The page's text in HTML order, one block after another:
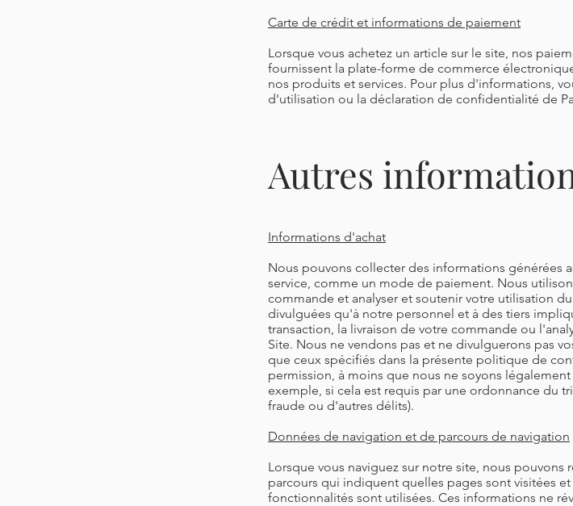
Carte de crédit et informations de paiement
Lorsque vous achetez un article sur le site, nos
fournissent la plate-forme de commerce
nos produits et services. Pour plus d'informations,
d'utilisation ou la déclaration de confidentialité de
Autres
Informations d'achat
Nous pouvons collecter des informations générées
service, comme un mode de paiement. Nous
commande et analyser et soutenir votre utilisation
divulguées qu'à notre personnel et à des tiers
transaction, la livraison de votre commande ou
Site. Nous ne vendons pas et ne divulguerons pas
que ceux spécifiés dans la présente politique de
permission, à moins que nous ne soyons
exemple, si cela est requis par une ordonnance du
fraude ou d'autres délits).
Données de navigation et de parcours de navigation
Lorsque vous naviguez sur notre site, nous
parcours qui indiquent quelles pages sont visitées
fonctionnalités sont utilisées. Ces informations ne